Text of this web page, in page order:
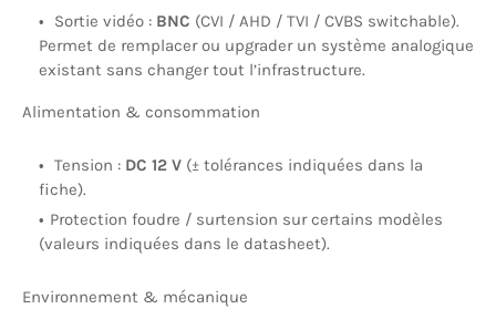
Sortie vidéo : BNC (CVI / AHD / TVI / CVBS switchable).
Permet de remplacer ou upgrader un système analogique
existant sans changer tout l’infrastructure.
Alimentation & consommation
Tension : DC 12 V (± tolérances indiquées dans la
fiche).
Protection foudre / surtension sur certains modèles
(valeurs indiquées dans le datasheet).
Environnement & mécanique